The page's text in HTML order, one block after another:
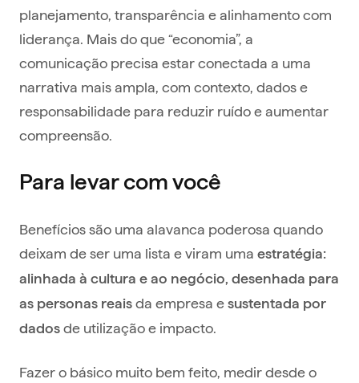
planejamento, transparência e alinhamento com
liderança. Mais do que “economia”, a
comunicação precisa estar conectada a uma
narrativa mais ampla, com contexto, dados e
responsabilidade para reduzir ruído e aumentar
compreensão.
Para levar com você
Benefícios são uma alavanca poderosa quando
deixam de ser uma lista e viram uma estratégia:
alinhada à cultura e ao negócio, desenhada para
as personas reais da empresa e sustentada por
dados de utilização e impacto.
Fazer o básico muito bem feito, medir desde o